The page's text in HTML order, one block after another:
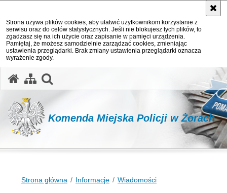
Strona używa plików cookies, aby ułatwić użytkownikom korzystanie z
serwisu oraz do celów statystycznych. Jeśli nie blokujesz tych plików, to
zgadzasz się na ich użycie oraz zapisanie w pamięci urządzenia.
Pamiętaj, że możesz samodzielnie zarządzać cookies, zmieniając
ustawienia przeglądarki. Brak zmiany ustawienia przeglądarki oznacza
wyrażenie zgody.
Komenda Miejska Policji w Żorach
Strona główna Informacje Wiadomości